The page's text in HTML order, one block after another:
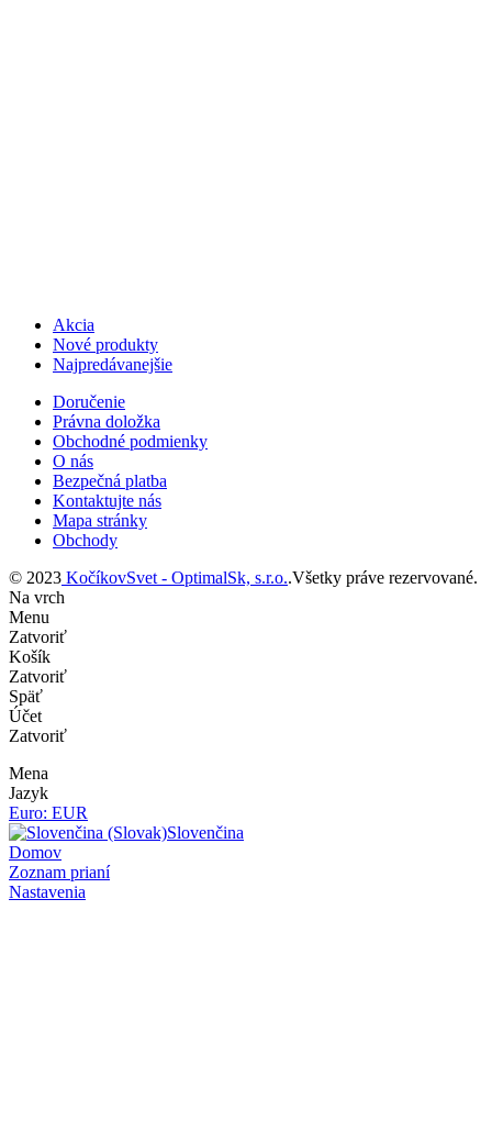
Akcia
Nové produkty
Najpredávanejšie
Doručenie
Právna doložka
Obchodné podmienky
O nás
Bezpečná platba
Kontaktujte nás
Mapa stránky
Obchody
© 2023 KočíkovSvet - OptimalSk, s.r.o..Všetky práve rezervované.
Na vrch
Menu
Zatvoriť
Košík
Zatvoriť
Späť
Účet
Zatvoriť
Mena
Jazyk
Euro: EUR
Slovenčina
Domov
Zoznam prianí
Nastavenia